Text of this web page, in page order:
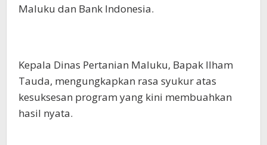
Maluku dan Bank Indonesia.
Kepala Dinas Pertanian Maluku, Bapak Ilham
Tauda, mengungkapkan rasa syukur atas
kesuksesan program yang kini membuahkan
hasil nyata.